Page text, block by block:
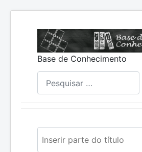
Base de Conhecimento